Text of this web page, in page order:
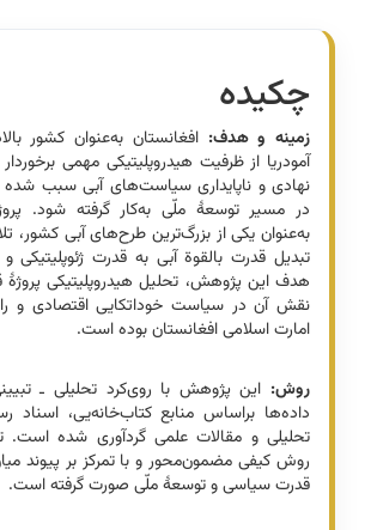
چکیده
زمینه و هدف: افغانستان به‌عنوان کشور
آمودریا از ظرفیت هیدروپلیتیکی مهمی
نهادی و ناپایداری سیاست‌های آبی سبب شده
در مسیر توسعۀ ملّی به‌کار گرفته شود.
به‌عنوان یکی از بزرگ‌ترین طرح‌های آبی کشور،
تبدیل قدرت بالقوة آبی به قدرت
هدف این پژوهش، تحلیل هیدروپلیتیکی
نقش آن در سیاست خوداتکایی اقتصادی و
امارت اسلامی افغانستان بوده است.
روش: این پژوهش با روی‌کرد تحلیلی ـ
داده‌ها بر‌اساس منابع کتاب‌خانه‌یی، اسناد
تحلیلی و مقالات علمی گردآوری شده است.
روش کیفی مضمون‌محور و با تمرکز بر پیوند
قدرت سیاسی و توسعۀ ملّی صورت گرفته است.